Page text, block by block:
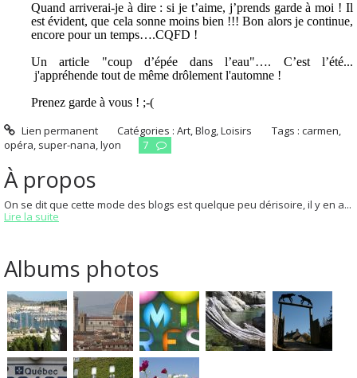
Quand arriverai-je à dire : si je t’aime, j’prends garde à moi ! Il
est évident, que cela sonne moins bien !!! Bon alors je continue,
encore pour un temps….CQFD !
Un article "coup d’épée dans l’eau"…. C’est l’été...
j'appréhende tout de même drôlement l'automne !
Prenez garde à vous ! ;-(
Lien permanent Catégories :Art,Blog,Loisirs Tags :carmen,
opéra, super-nana,lyon 7
À propos
On se dit que cette mode des blogs est quelque peu dérisoire, il y en a...
Lire la suite
Albums photos